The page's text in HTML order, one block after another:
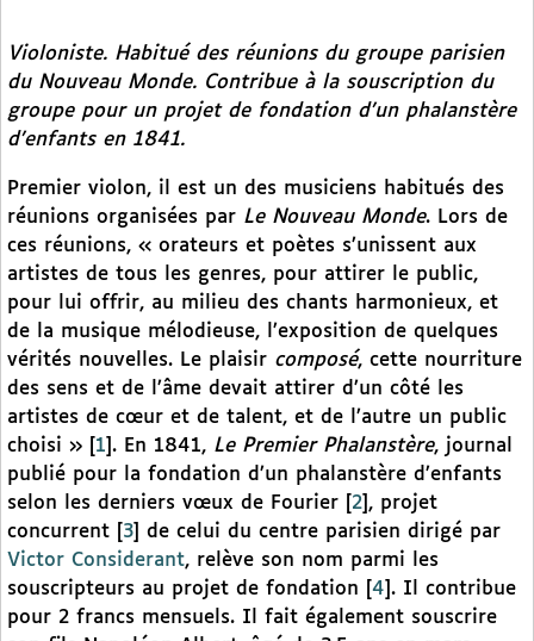
Violoniste. Habitué des réunions du groupe parisien
du Nouveau Monde. Contribue à la souscription du
groupe pour un projet de fondation d’un phalanstère
d’enfants en 1841.
Premier violon, il est un des musiciens habitués des
réunions organisées par Le Nouveau Monde. Lors de
ces réunions, « orateurs et poètes s’unissent aux
artistes de tous les genres, pour attirer le public,
pour lui offrir, au milieu des chants harmonieux, et
de la musique mélodieuse, l’exposition de quelques
vérités nouvelles. Le plaisir composé, cette nourriture
des sens et de l’âme devait attirer d’un côté les
artistes de cœur et de talent, et de l’autre un public
choisi »
1 . En 1841, Le Premier Phalanstère, journal
publié pour la fondation d’un phalanstère d’enfants
selon les derniers vœux de Fourier
2 , projet
concurrent
3
de celui du centre parisien dirigé par
Victor Considerant, relève son nom parmi les
souscripteurs au projet de fondation
4 . Il contribue
pour 2 francs mensuels. Il fait également souscrire